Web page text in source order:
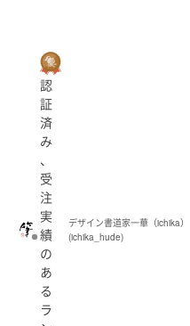
認
証
済
み
、
受
注
実
績
の
あ
る
ラ
デザイン書道家一華（ichika）
(ichika_hude)